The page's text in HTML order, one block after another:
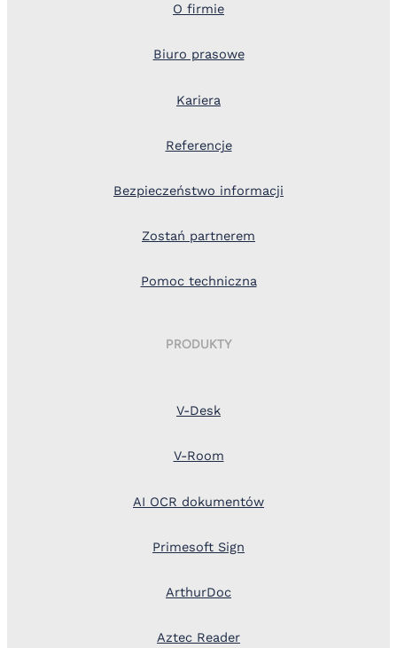
O firmie
Biuro prasowe
Kariera
Referencje
Bezpieczeństwo informacji
Zostań partnerem
Pomoc techniczna
PRODUKTY
V-Desk
V-Room
AI OCR dokumentów
Primesoft Sign
ArthurDoc
Aztec Reader